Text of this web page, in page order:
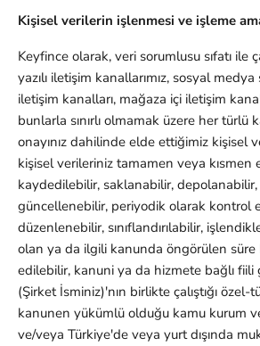
Kişisel verilerin işlenmesi ve işleme
Keyfince olarak, veri sorumlusu sıfatı ile
yazılı iletişim kanallarımız, sosyal medya
iletişim kanalları, mağaza içi iletişim
bunlarla sınırlı olmamak üzere her türlü
onayınız dahilinde elde ettiğimiz kişisel
kişisel verileriniz tamamen veya kısmen
kaydedilebilir, saklanabilir,
güncellenebilir, periyodik olarak kontrol
düzenlenebilir, sınıflandırılabilir,
olan ya da ilgili kanunda öngörülen süre
edilebilir, kanuni ya da hizmete bağlı
(Şirket İsminiz)'nın birlikte çalıştığı
kanunen yükümlü olduğu kamu kurum
ve/veya Türkiye'de veya yurt dışında